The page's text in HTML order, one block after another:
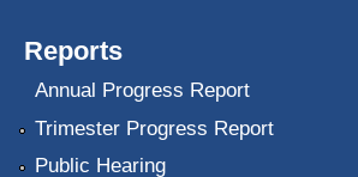
Reports
Annual Progress Report
Trimester Progress Report
Public Hearing